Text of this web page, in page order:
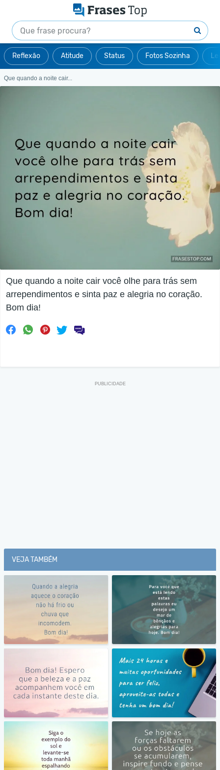
Reflexão Atitude Status Fotos Sozinha
Que quando a noite cair...
Que quando a noite cair você olhe para trás sem
arrependimentos e sinta paz e alegria no coração.
Bom dia!
VEJA TAMBÉM